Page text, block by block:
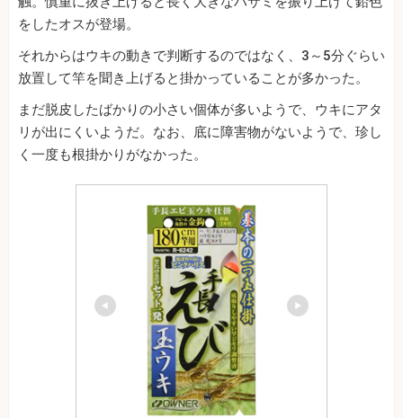
をしたオスが登場。
それからはウキの動きで判断するのではなく、3～5分ぐらい
放置して竿を聞き上げると掛かっていることが多かった。
まだ脱皮したばかりの小さい個体が多いようで、ウキにアタ
リが出にくいようだ。なお、底に障害物がないようで、珍し
く一度も根掛かりがなかった。